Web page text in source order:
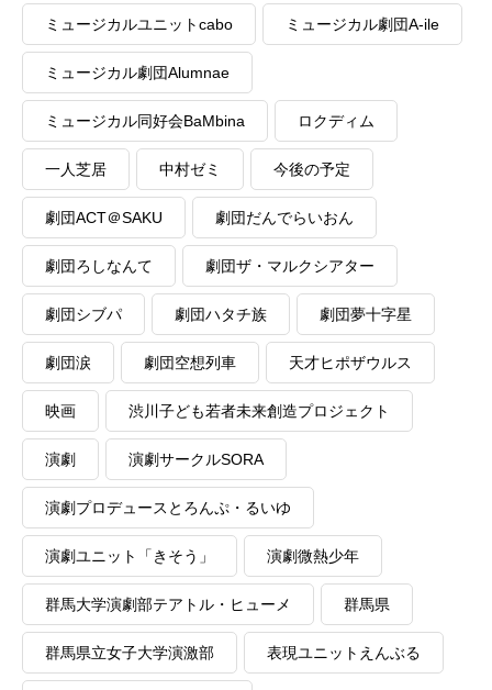
ミュージカルユニットcabo ミュージカル劇団A-ile
ミュージカル劇団Alumnae
ミュージカル同好会BaMbina ロクディム
一人芝居 中村ゼミ 今後の予定
劇団ACT＠SAKU 劇団だんでらいおん
劇団ろしなんて 劇団ザ・マルクシアター
劇団シブパ 劇団ハタチ族 劇団夢十字星
劇団涙 劇団空想列車 天才ヒポザウルス
映画 渋川子ども若者未来創造プロジェクト
演劇 演劇サークルSORA
演劇プロデュースとろんぷ・るいゆ
演劇ユニット「きそう」 演劇微熱少年
群馬大学演劇部テアトル・ヒューメ 群馬県
群馬県立女子大学演激部 表現ユニットえんぶる